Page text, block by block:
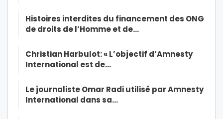
Histoires interdites du financement des ONG
de droits de l’Homme et de…
Christian Harbulot: « L’objectif d’Amnesty
International est de…
Le journaliste Omar Radi utilisé par Amnesty
International dans sa…